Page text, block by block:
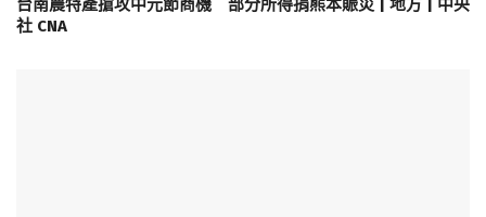
台南農特產搶攻中元節商機 部分所得捐熊本賑災 | 地方 | 中央
社 CNA